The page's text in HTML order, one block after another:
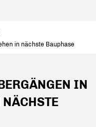
in nächste Bauphase
IN